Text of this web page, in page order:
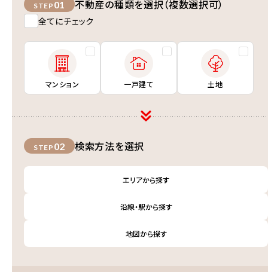
STEP 01 不動産の種類を選択（複数選択可）
全てにチェック
マンション 一戸建て 土地
STEP 02 検索方法を選択
エリアから探す
沿線・駅から探す
地図から探す